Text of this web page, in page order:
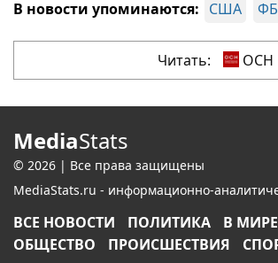
В новости упоминаются: США
Читать: ОСН
MediaStats
© 2026 | Все права защищены
MediaStats.ru - информационно-
ВСЕ НОВОСТИ ПОЛИТИКА В МИРЕ
ОБЩЕСТВО
ПРОИСШЕСТВИЯ